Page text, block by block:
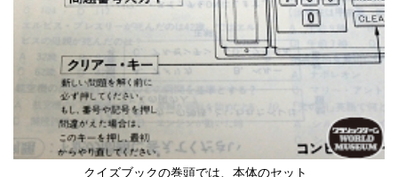
クイズブックの巻頭では、本体のセット